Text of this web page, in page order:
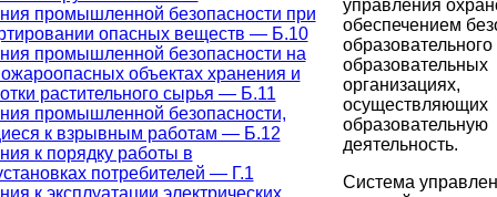
промышленной безопасности при
опасных веществ — Б.10
промышленной безопасности на
объектах хранения и
растительного сырья — Б.11
промышленной безопасности,
к взрывным работам — Б.12
к порядку работы в
потребителей — Г.1
к эксплуатации электрических
управления
обеспечением
образовательных
организациях,
осуществляющих
образовательную
деятельность.
Система